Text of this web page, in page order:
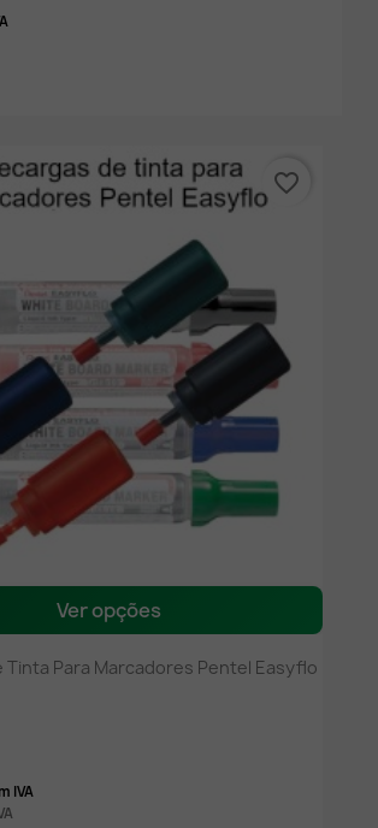
Ver opções
Tinta Para Marcadores Pentel Easyflo
IVA
favorite_border